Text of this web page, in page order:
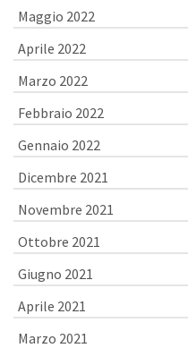
Maggio 2022
Aprile 2022
Marzo 2022
Febbraio 2022
Gennaio 2022
Dicembre 2021
Novembre 2021
Ottobre 2021
Giugno 2021
Aprile 2021
Marzo 2021